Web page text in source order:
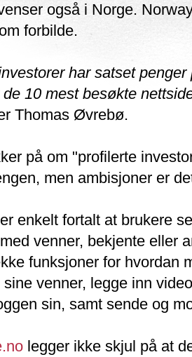
også i Norge.
forbilde.
har satset
10 mest besøkte
Thomas Øvrebø.
på om "profilerte
men ambisjoner er
enkelt fortalt at brukere
venner, bekjente eller
funksjoner for hvordan
venner, legge inn
sin, samt sende og
legger ikke skjul på at